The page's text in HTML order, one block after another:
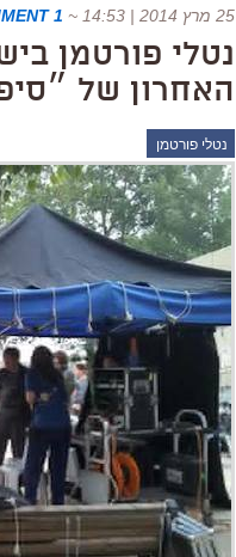
25 מרץ 2014 | 14:53 ~
1 COMMENT
נטלי פורטמן
האחרון של
נטלי פורטמן